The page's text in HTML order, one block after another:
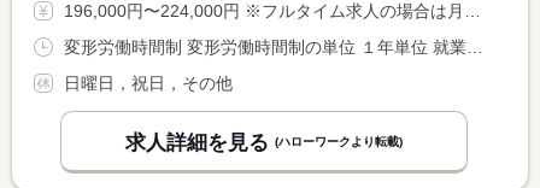
196,000円〜224,000円 ※フルタイム求人の場合は月額（換算額）、パート求人の場合は時間額を表示しています。
日曜日，祝日，その他
求人詳細を見る (ハローワークより転載)